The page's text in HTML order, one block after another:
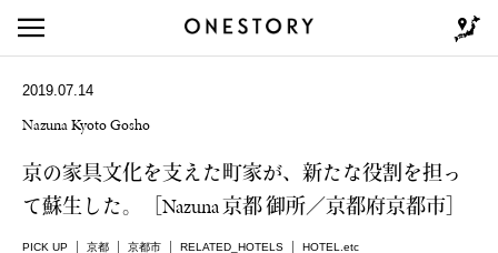
2019.07.14
Nazuna Kyoto Gosho
京の家具文化を支えた町家が、新たな役割を担っ
て蘇生した。［Nazuna 京都 御所／京都府京都市］
PICK UP 京都 京都市 RELATED_HOTELS HOTEL.etc